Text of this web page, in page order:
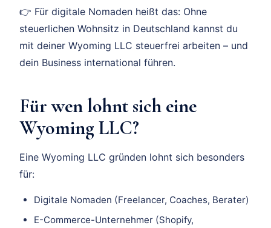
👉 Für digitale Nomaden heißt das: Ohne
steuerlichen Wohnsitz in Deutschland kannst du
mit deiner Wyoming LLC steuerfrei arbeiten – und
dein Business international führen.
Für wen lohnt sich eine
Wyoming LLC?
Eine Wyoming LLC gründen lohnt sich besonders
für:
Digitale Nomaden (Freelancer, Coaches, Berater)
E-Commerce-Unternehmer (Shopify,